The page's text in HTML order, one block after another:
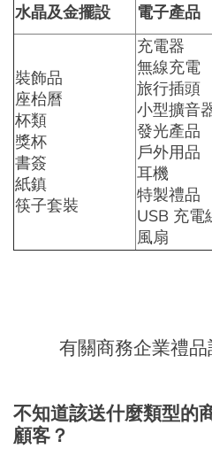
水晶及金擺設 電子產品
裝飾品
座枱曆
杯類
獎杯
書簽
紙鎮
筷子套裝
充電器
無線充電
旅行插頭
小型擴音
發光產品
戶外用品
耳機
特製禮品
USB 充電
風扇
有關商務企業禮
不知道該送什麼類型的
顧客？